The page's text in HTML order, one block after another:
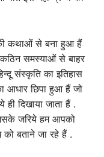
कथाओं से बना हुआ हैं
समस्याओं से बाहर
संस्कृति का इतिहास
आधार छिपा हुआ हैं जो
दिखाया जाता हैं .
जरिये हम आपको
बताने जा रहे हैं .